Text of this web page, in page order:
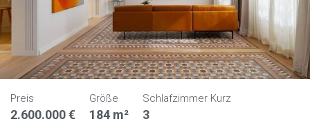
Preis
2.600.000 €
Größe
184 m²
Schlafzimmer Kurz
3